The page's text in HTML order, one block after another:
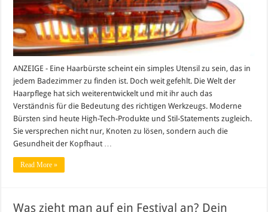
ANZEIGE - Eine Haarbürste scheint ein simples Utensil zu sein, das in
jedem Badezimmer zu finden ist. Doch weit gefehlt. Die Welt der
Haarpflege hat sich weiterentwickelt und mit ihr auch das
Verständnis für die Bedeutung des richtigen Werkzeugs. Moderne
Bürsten sind heute High-Tech-Produkte und Stil-Statements zugleich.
Sie versprechen nicht nur, Knoten zu lösen, sondern auch die
Gesundheit der Kopfhaut …
Read More »
Was zieht man auf ein Festival an? Dein